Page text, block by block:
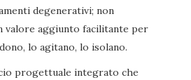
degenerativi; non
valore aggiunto facilitante per
lo agitano, lo isolano.
progettuale integrato che